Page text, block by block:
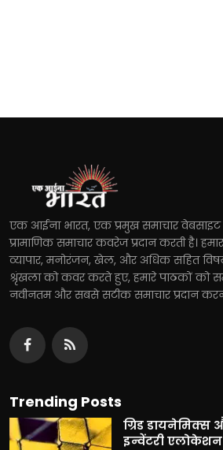
एक आईना भारत, एक प्रमुख समाचार वेबसाइट
प्रामाणिक समाचार कवरेज प्रदान करती है।
व्यापार, मनोरंजन, खेल, और अधिक सहित
श्रृंखला को कवर करते हुए, हमारे पाठकों को
नवीनतम और सबसे सटीक समाचार प्रदान
Trending Posts
ग्रिड डायनेमिक्स
इन्वेंटरी